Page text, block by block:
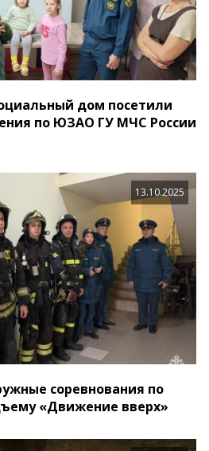
дом посетили
по ЮЗАО ГУ МЧС России
13.10.2025
соревнования по
«Движение вверх»